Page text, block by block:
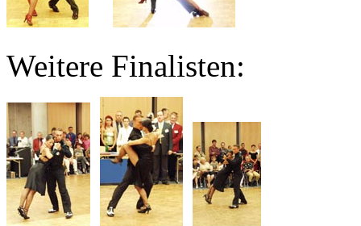
Weitere Finalisten: